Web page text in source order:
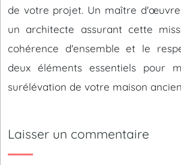
de votre projet. Un maître
un architecte assurant cette
cohérence d'ensemble et le
deux éléments essentiels pour
surélévation de votre maison
Laisser un commentaire